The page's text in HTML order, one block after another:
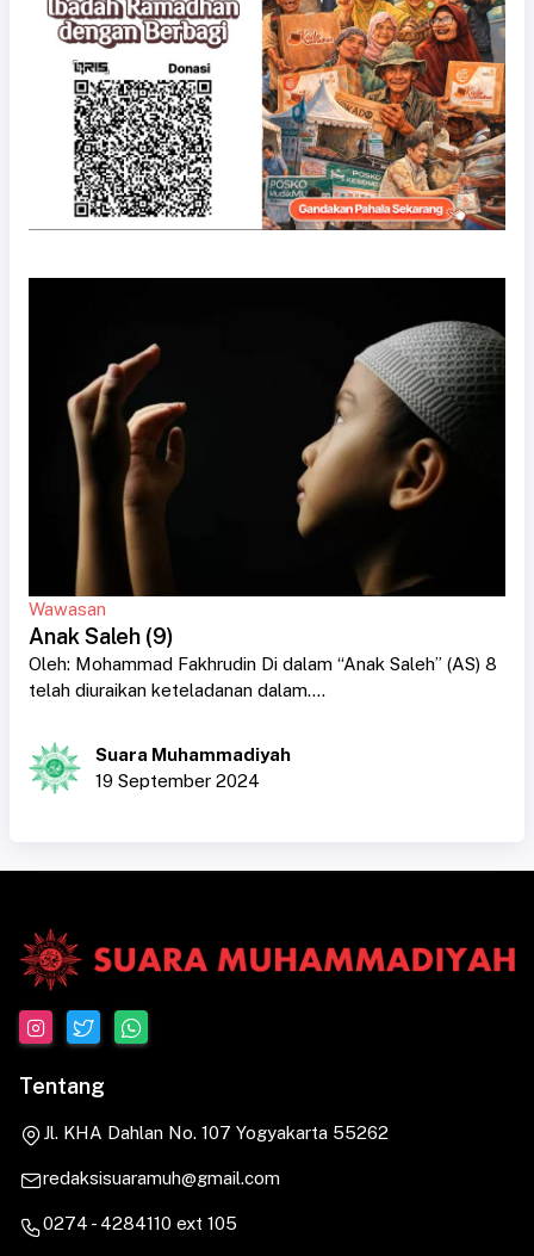
Wawasan
Anak Saleh (9)
Oleh: Mohammad Fakhrudin Di dalam “Anak Saleh” (AS) 8
telah diuraikan keteladanan dalam....
Suara Muhammadiyah
19 September 2024
Tentang
Jl. KHA Dahlan No. 107 Yogyakarta 55262
redaksisuaramuh@gmail.com
0274 - 4284110 ext 105